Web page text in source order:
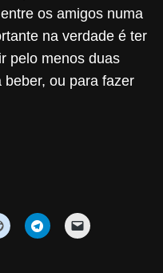
os amigos numa
na verdade é ter
pelo menos duas
ou para fazer